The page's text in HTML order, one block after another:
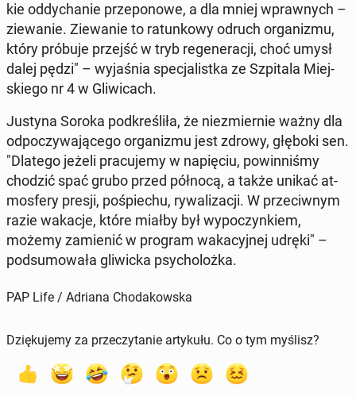
kie od­dy­cha­nie prze­po­no­we, a dla mniej wpraw­nych –
zie­wa­nie. Zie­wa­nie to ra­tun­ko­wy odruch or­ga­ni­zmu,
który próbuje przejść w tryb re­ge­ne­ra­cji, choć umysł
dalej pędzi" – wy­ja­śnia spe­cja­list­ka ze Szpi­ta­la Miej­
skie­go nr 4 w Gli­wi­cach.
Justyna Soroka pod­kre­śli­ła, że nie­zmier­nie ważny dla
od­po­czy­wa­ją­ce­go or­ga­ni­zmu jest zdrowy, głęboki sen.
"Dlatego jeżeli pra­cu­je­my w na­pię­ciu, po­win­ni­śmy
chodzić spać grubo przed północą, a także unikać at­
mos­fe­ry presji, po­śpie­chu, ry­wa­li­za­cji. W prze­ciw­nym
razie wakacje, które miałby był wy­po­czyn­kiem,
możemy za­mie­nić w program wa­ka­cyj­nej udręki" –
pod­su­mo­wa­ła gli­wic­ka psy­cho­loż­ka.
PAP Life / Adriana Chodakowska
Dziękujemy za przeczytanie artykułu. Co o tym myślisz?